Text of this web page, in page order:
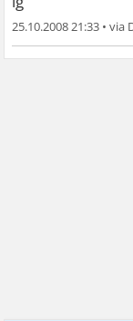
25.10.2008 21:33 •